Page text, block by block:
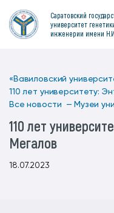
Саратовский
университет
инженерии имени
«Вавиловский
110 лет университету:
Все новости — Музеи
110 лет
Мегалов
18.07.2023